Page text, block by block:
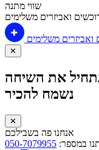
שווי מתנה
ואביזרים משלימים
משלימים
✕
את השיחה
נשמח להכיר
✕
אנחנו פה בשבילכם
במספר: 050-7079955